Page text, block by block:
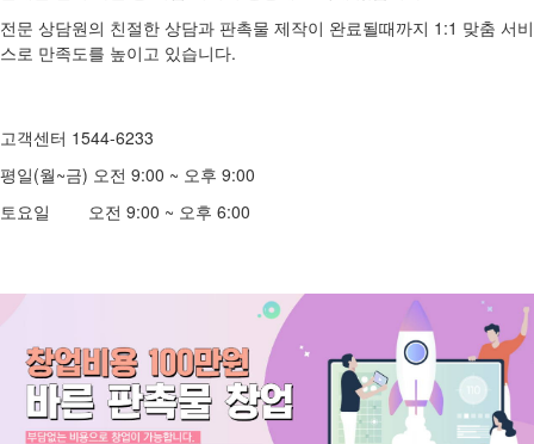
전문 상담원의 친절한 상담과 판촉물 제작이 완료될때까지 1:1 맞춤 서비
스로 만족도를 높이고 있습니다.
고객센터 1544-6233
평일(월~금) 오전 9:00 ~ 오후 9:00
토요일 오전 9:00 ~ 오후 6:00